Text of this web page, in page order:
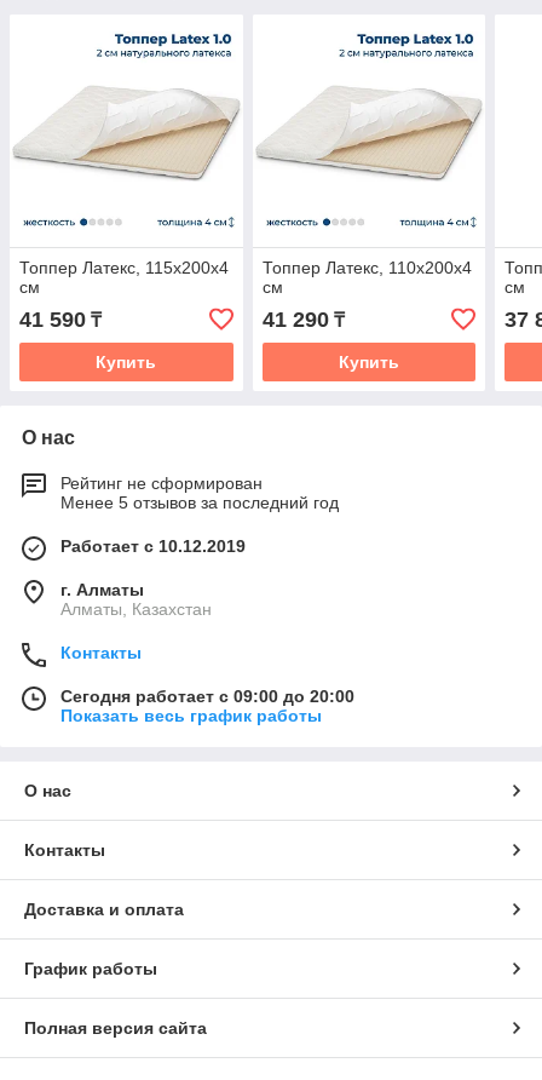
Топпер Латекс, 115x200x4
см
41 590 ₸
Купить
Топпер Латекс, 110x200x4
см
41 290₸
Купить
см
37
О нас
Рейтинг не сформирован
Менее 5 отзывов за последний год
Работает с 10.12.2019
г. Алматы
Алматы, Казахстан
Контакты
Сегодня работает с 09:00 до 20:00
Показать весь график работы
О нас
Контакты
Доставка и оплата
График работы
Полная версия сайта